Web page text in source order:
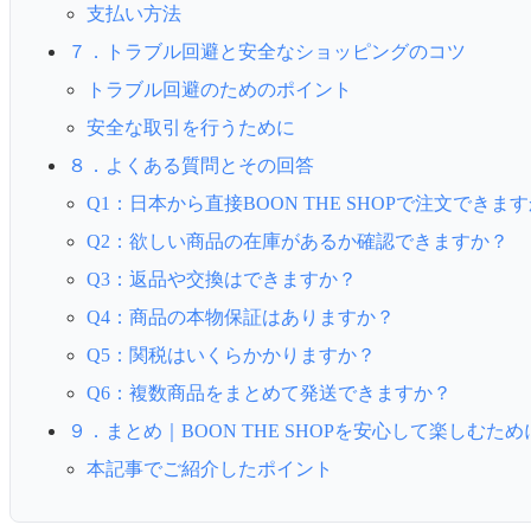
支払い方法
７．トラブル回避と安全なショッピングのコツ
トラブル回避のためのポイント
安全な取引を行うために
８．よくある質問とその回答
Q1：日本から直接BOON THE SHOPで注文できます
Q2：欲しい商品の在庫があるか確認できますか？
Q3：返品や交換はできますか？
Q4：商品の本物保証はありますか？
Q5：関税はいくらかかりますか？
Q6：複数商品をまとめて発送できますか？
９．まとめ｜BOON THE SHOPを安心して楽しむため
本記事でご紹介したポイント